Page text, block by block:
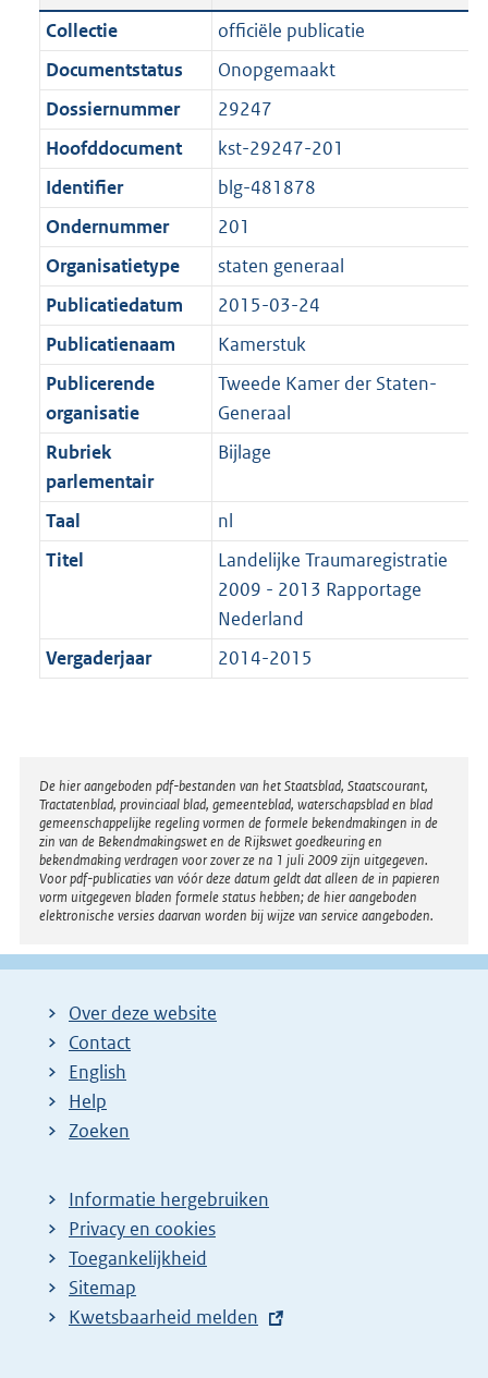
c
t
i
e
n
f
o
r
m
a
a
t
t
:
8
5
5
K
b
n
d
s
r
o
o
t
e
:
1
K
b
a
n
d
g
r
o
t
t
e
:
1
K
b
Collectie
officiële publicatie
Documentstatus
Onopgemaakt
Dossiernummer
29247
Hoofddocument
kst-29247-201
Identifier
blg-481878
Ondernummer
201
Organisatietype
staten generaal
Publicatiedatum
2015-03-24
Publicatienaam
Kamerstuk
Publicerende
organisatie
Tweede Kamer der Staten-
Generaal
Rubriek
parlementair
Bijlage
Taal
nl
Titel
Landelijke Traumaregistratie
2009 - 2013 Rapportage
Nederland
Vergaderjaar
2014-2015
Disclaimer
De hier aangeboden pdf-bestanden van het Staatsblad, Staatscourant,
Tractatenblad, provinciaal blad, gemeenteblad, waterschapsblad en blad
gemeenschappelijke regeling vormen de formele bekendmakingen in de
zin van de Bekendmakingswet en de Rijkswet goedkeuring en
bekendmaking verdragen voor zover ze na 1 juli 2009 zijn uitgegeven.
Voor pdf-publicaties van vóór deze datum geldt dat alleen de in papieren
vorm uitgegeven bladen formele status hebben; de hier aangeboden
elektronische versies daarvan worden bij wijze van service aangeboden.
Over deze website
Contact
English
Help
Zoeken
Informatie hergebruiken
Privacy en cookies
Toegankelijkheid
Sitemap
E
Kwetsbaarheid melden